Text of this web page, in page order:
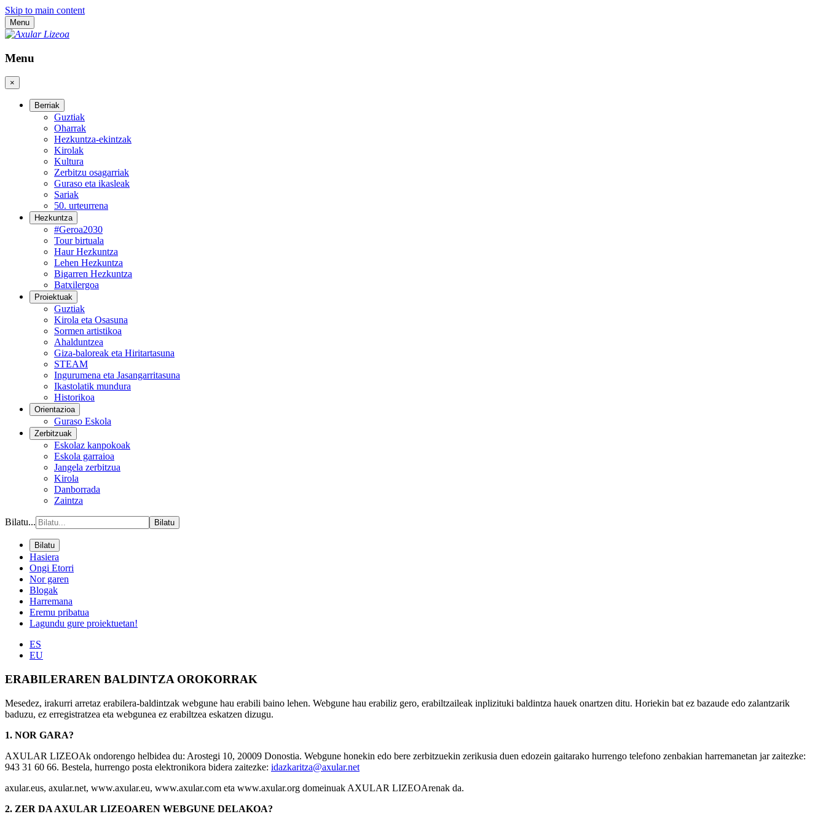
Skip to main content
Menu
Menu
×
Berriak
Guztiak
Oharrak
Hezkuntza-ekintzak
Kirolak
Kultura
Zerbitzu osagarriak
Guraso eta ikasleak
Sariak
50. urteurrena
Hezkuntza
#Geroa2030
Tour birtuala
Haur Hezkuntza
Lehen Hezkuntza
Bigarren Hezkuntza
Batxilergoa
Proiektuak
Guztiak
Kirola eta Osasuna
Sormen artistikoa
Ahalduntzea
Giza-baloreak eta Hiritartasuna
STEAM
Ingurumena eta Jasangarritasuna
Ikastolatik mundura
Historikoa
Orientazioa
Guraso Eskola
Zerbitzuak
Eskolaz kanpokoak
Eskola garraioa
Jangela zerbitzua
Kirola
Danborrada
Zaintza
Bilatu... Bilatu
Bilatu
Hasiera
Ongi Etorri
Nor garen
Blogak
Harremana
Eremu pribatua
Lagundu gure proiektuetan!
ES
EU
ERABILERAREN BALDINTZA OROKORRAK
Mesedez, irakurri arretaz erabilera-baldintzak webgune hau erabili baino lehen. Webgune hau erabiliz gero, erabiltzaileak inplizituki baldintza hauek onartzen ditu. Horiekin bat ez bazaude edo zalantzarik
baduzu, ez erregistratzea eta webgunea ez erabiltzea eskatzen dizugu.
1. NOR GARA?
AXULAR LIZEOAk ondorengo helbidea du: Arostegi 10, 20009 Donostia. Webgune honekin edo bere zerbitzuekin zerikusia duen edozein gaitarako hurrengo telefono zenbakian harremanetan jar zaitezke:
943 31 60 66. Bestela, hurrengo posta elektronikora bidera zaitezke: idazkaritza@axular.net
axular.eus, axular.net, www.axular.eu, www.axular.com eta www.axular.org domeinuak AXULAR LIZEOArenak da.
2. ZER DA AXULAR LIZEOAREN WEBGUNE DELAKOA?